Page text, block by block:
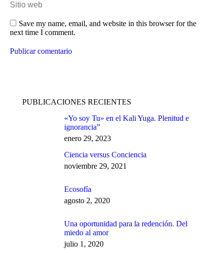
Sitio web
Save my name, email, and website in this browser for the
next time I comment.
Publicar comentario
PUBLICACIONES RECIENTES
«Yo soy Tu» en el Kali Yuga. Plenitud e
ignorancia”
enero 29, 2023
Ciencia versus Conciencia
noviembre 29, 2021
Ecosofía
agosto 2, 2020
Una oportunidad para la redención. Del
miedo al amor
julio 1, 2020